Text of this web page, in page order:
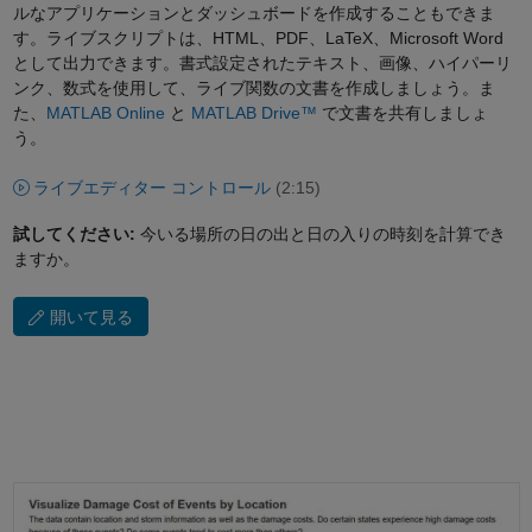
ルなアプリケーションとダッシュボードを作成することもできま
す。ライブスクリプトは、HTML、PDF、LaTeX、Microsoft Word
として出力できます。書式設定されたテキスト、画像、ハイパーリ
ンク、数式を使用して、ライブ関数の文書を作成しましょう。ま
た、 MATLAB Online と MATLAB Drive™ で文書を共有しましょ
う。
ライブエディター コントロール (2:15)
試してください: 今いる場所の日の出と日の入りの時刻を計算でき
ますか。
開いて見る